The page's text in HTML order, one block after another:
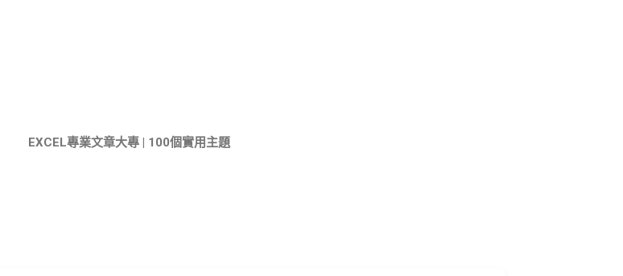
EXCEL專業文章大專 | 100個實用主題